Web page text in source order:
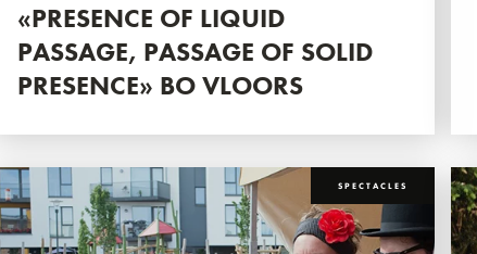
«PRESENCE OF LIQUID
PASSAGE, PASSAGE OF SOLID
PRESENCE» BO VLOORS
SPECTACLES